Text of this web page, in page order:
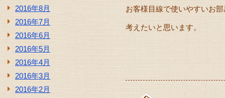
2016年8月
2016年7月
2016年6月
2016年5月
2016年4月
2016年3月
2016年2月
お客様目線で使いやすいお
考えたいと思います。